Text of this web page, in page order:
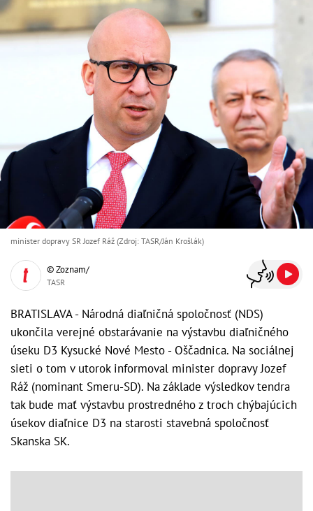
minister dopravy SR Jozef Ráž (Zdroj: TASR/Ján Krošlák)
© Zoznam/
TASR
BRATISLAVA - Národná diaľničná spoločnosť (NDS)
ukončila verejné obstarávanie na výstavbu diaľničného
úseku D3 Kysucké Nové Mesto - Oščadnica. Na sociálnej
sieti o tom v utorok informoval minister dopravy Jozef
Ráž (nominant Smeru-SD). Na základe výsledkov tendra
tak bude mať výstavbu prostredného z troch chýbajúcich
úsekov diaľnice D3 na starosti stavebná spoločnosť
Skanska SK.